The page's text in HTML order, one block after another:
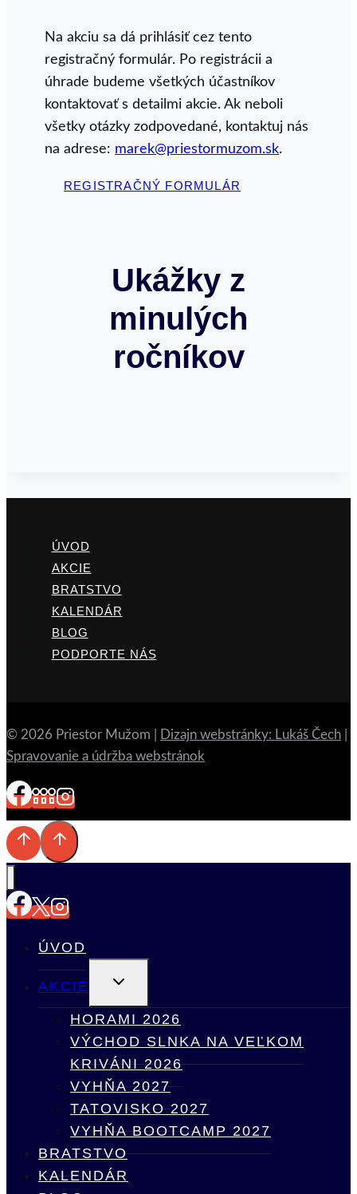
Na akciu sa dá prihlásiť cez tento
registračný formulár. Po registrácii a
úhrade budeme všetkých účastníkov
kontaktovať s detailmi akcie. Ak neboli
všetky otázky zodpovedané, kontaktuj nás
na adrese: marek@priestormuzom.sk.
REGISTRAČNÝ FORMULÁR
Ukážky z
minulých
ročníkov
ÚVOD
AKCIE
BRATSTVO
KALENDÁR
BLOG
PODPORTE NÁS
© 2026 Priestor Mužom | Dizajn webstránky: Lukáš Čech
Spravovanie a údržba webstránok
ÚVOD
AKCIE
TOGGLE
MENU
HORAMI 2026
VÝCHOD SLNKA NA VEĽKOM
KRIVÁNI 2026
VYHŇA 2027
TATOVISKO 2027
VYHŇA BOOTCAMP 2027
BRATSTVO
KALENDÁR